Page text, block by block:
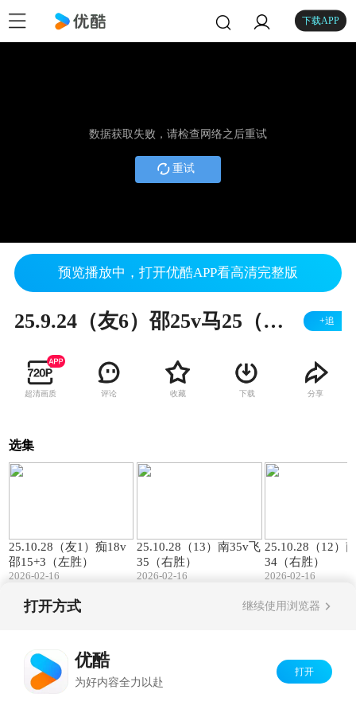
下载APP
数据获取失败，请检查网络之后重试
重试
预览播放中，打开优酷APP看高清完整版
25.9.24（友6）邵25v马25（左胜） +追
超清画质 评论 收藏 下载 分享
选集
25.10.28（友1）痴18v
邵15+3（左胜）
2026-02-16
25.10.28（13）南35v飞
35（右胜）
2026-02-16
25.10.28（12）
34（右胜）
2026-02-16
打开方式 继续使用浏览器
优酷
为好内容全力以赴
打开